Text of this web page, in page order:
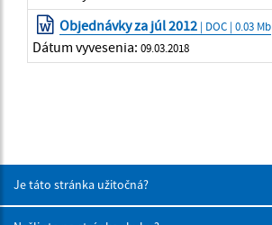
Objednávky za júl 2012 | DOC | 0.03 Mb
Dátum vyvesenia: 09.03.2018
Je táto stránka užitočná?